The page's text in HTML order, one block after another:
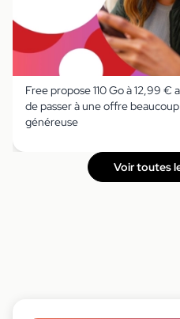
Free propose 110 Go à 12,99 €
de passer à une offre
généreuse
Voir toutes